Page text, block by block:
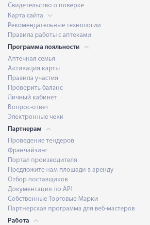
Свидетельство о поверке
Карта сайта
Рекомендательные технологии
Правила работы с аптеками
Программа лояльности
Аптечная семья
Активация карты
Правила участия
Проверить баланс
Личный кабинет
Вопрос-ответ
Электронные чеки
Партнерам
Проведение тендеров
Франчайзинг
Портал производителя
Предложите нам площади в аренду
Отбор поставщиков
Документация по API
Собственные Торговые Марки
Партнерская программа для веб-мастеров
Работа